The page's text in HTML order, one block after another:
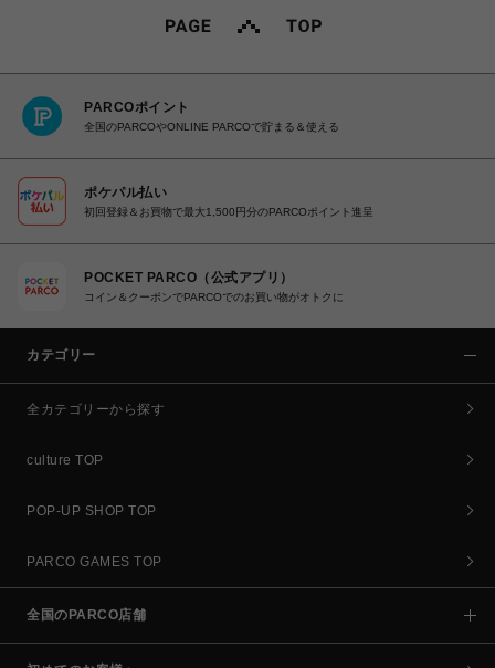
PARCOポイント
全国のPARCOやONLINE PARCOで貯まる＆使える
ポケパル払い
初回登録＆お買物で最大1,500円分のPARCOポイント進呈
POCKET PARCO（公式アプリ）
コイン＆クーポンでPARCOでのお買い物がオトクに
カテゴリー
全カテゴリーから探す
culture TOP
POP-UP SHOP TOP
PARCO GAMES TOP
全国のPARCO店舗